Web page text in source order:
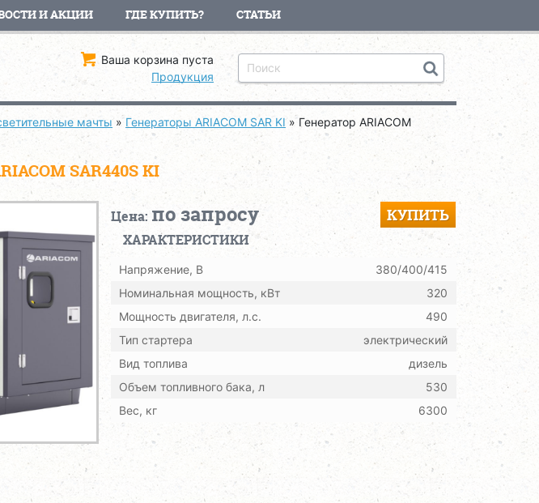
И АКЦИИ ГДЕ КУПИТЬ? СТАТЬИ
Ваша корзина пуста
Продукция
мачты »Генераторы ARIACOM SAR KI »Генератор ARIACOM
SAR440S KI
Цена: по запросу КУПИТЬ
ХАРАКТЕРИСТИКИ
Напряжение, В
380/400/415
Номинальная мощность, кВт
320
Мощность двигателя, л.с.
490
Тип стартера
электрический
Вид топлива
дизель
Объем топливного бака, л
530
Вес, кг
6300